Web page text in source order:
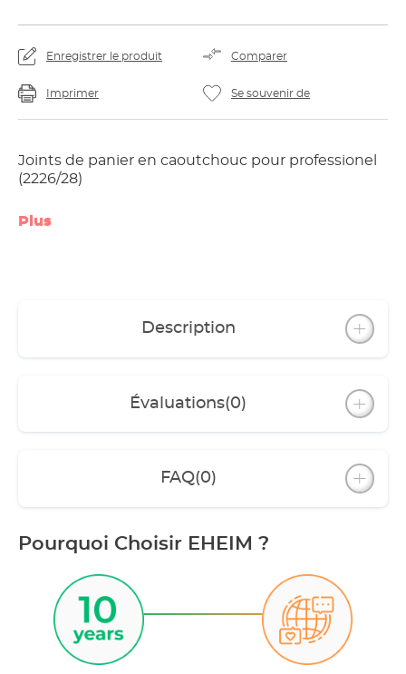
Enregistrer le produit Comparer
Imprimer Se souvenir de
Joints de panier en caoutchouc pour professionel
(2226/28)
Plus
Description
Évaluations(0)
FAQ(0)
Pourquoi Choisir EHEIM ?